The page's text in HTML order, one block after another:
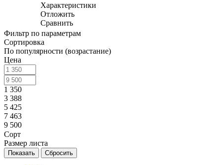
Характеристики
Отложить
Сравнить
Фильтр по параметрам
Сортировка
По популярности (возрастание)
Цена
1 350
3 388
5 425
7 463
9 500
Сорт
Размер листа
Сбросить